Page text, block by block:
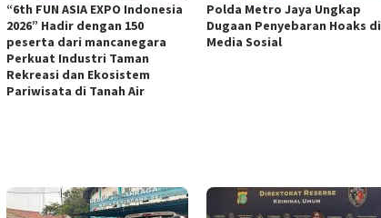
“6th FUN ASIA EXPO Indonesia
2026” Hadir dengan 150
peserta dari mancanegara
Perkuat Industri Taman
Rekreasi dan Ekosistem
Pariwisata di Tanah Air
Polda Metro Jaya Ungkap
Dugaan Penyebaran Hoaks di
Media Sosial